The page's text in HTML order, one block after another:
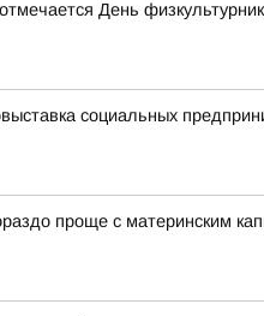
День
социальных
проще с материнским